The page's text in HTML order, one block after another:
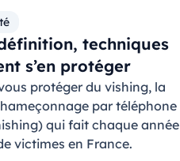
techniques
s’en protéger
protéger du vishing, la
par téléphone
qui fait chaque année
victimes en France.